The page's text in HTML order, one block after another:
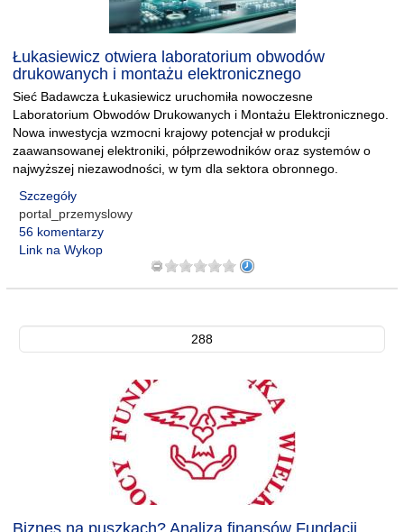
Łukasiewicz otwiera laboratorium obwodów
drukowanych i montażu elektronicznego
Sieć Badawcza Łukasiewicz uruchomiła nowoczesne
Laboratorium Obwodów Drukowanych i Montażu Elektronicznego.
Nowa inwestycja wzmocni krajowy potencjał w produkcji
zaawansowanej elektroniki, półprzewodników oraz systemów o
najwyższej niezawodności, w tym dla sektora obronnego.
Szczegóły
portal_przemyslowy
56 komentarzy
Link na Wykop
288
Biznes na puszkach? Analiza finansów Fundacji